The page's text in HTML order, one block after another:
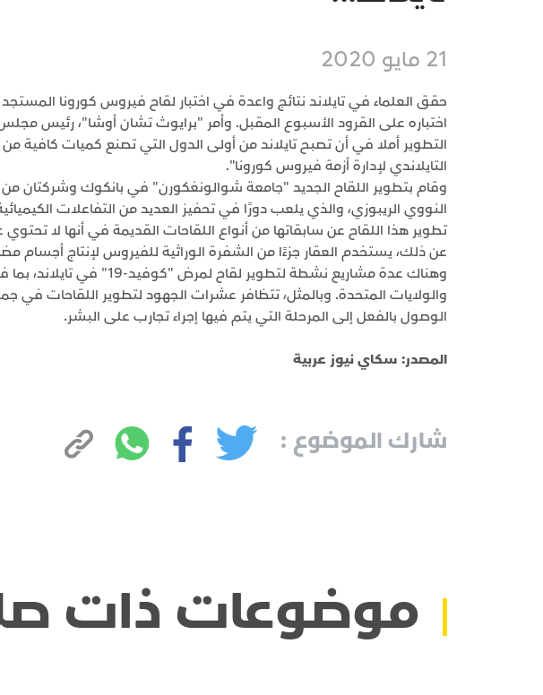
21 مايو 2020
حقق العلماء في تايلاند نتائج واعدة في اختبار لقاح فيروس كورونا
اختباره على القرود الأسبوع المقبل. وأمر "برايوث تشان أوشا"، رئيس مجلس
التطوير أملا في أن تصبح تايلاند من أولى الدول التي تصنع كميات كافية
التايلاندي لإدارة أزمة فيروس كورونا".
وقام بتطوير اللقاح الجديد "جامعة شوالونغكورن" في بانكوك وشركتان
النووي الريبوزي، والذي يلعب دورًا في تحفيز العديد من التفاعلات
تطوير هذا اللقاح عن سابقاتها من أنواع اللقاحات القديمة في أنها لا
عن ذلك، يستخدم العقار جزءًا من الشفرة الوراثية للفيروس لإنتاج أجسام
وهناك عدة مشاريع نشطة لتطوير
والولايات المتحدة. وبالمثل، تتظافر عشرات الجهود لتطوير اللقاحات في
الوصول بالفعل إلى المرحلة التي يتم فيها إجراء تجارب على البشر.
المصدر: سكاي نيوز عربية
شارك الموضوع :
موضوعات ذات